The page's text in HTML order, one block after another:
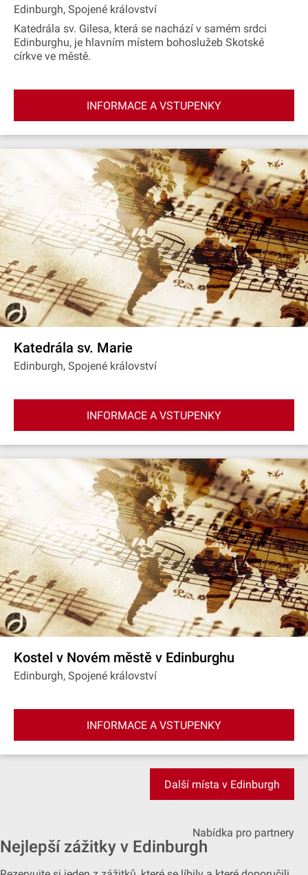
Edinburgh, Spojené království
Katedrála sv. Gilesa, která se nachází v samém srdci
Edinburghu, je hlavním místem bohoslužeb Skotské
církve ve městě.
INFORMACE A VSTUPENKY
Katedrála sv. Marie
Edinburgh, Spojené království
INFORMACE A VSTUPENKY
Kostel v Novém městě v Edinburghu
Edinburgh, Spojené království
INFORMACE A VSTUPENKY
Další místa v Edinburgh
Nabídka pro partnery
Nejlepší zážitky v Edinburgh